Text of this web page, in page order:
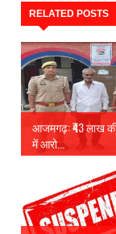
RELATED POSTS
आजमगढ़: ₹43 लाख
में आरो...